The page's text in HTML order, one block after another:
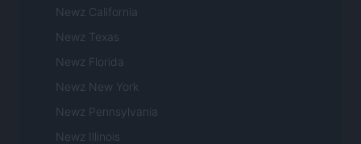
Newz California
Newz Texas
Newz Florida
Newz New York
Newz Pennsylvania
Newz Illinois